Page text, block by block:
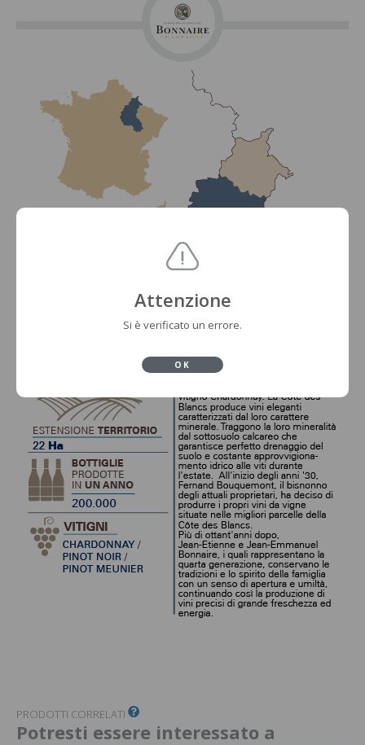
PRODOTTI CORRELATI
Potresti essere interessato a
Attenzione
Si è verificato un errore.
OK